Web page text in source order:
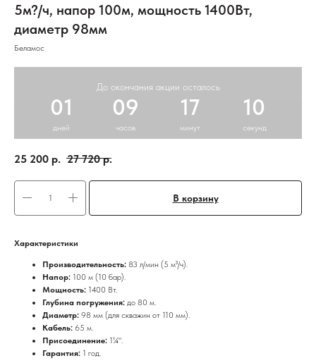
5м?/ч, напор 100м, мощность 1400Вт,
диаметр 98мм
Беламос
До окончания акции осталось
01
дней
09
часов
17
минут
09
секунд
25 200 р. 27 720 р.
В корзину
Характеристики
Производительность: 83 л/мин (5 м³/ч).
Напор: 100 м (10 бар).
Мощность: 1400 Вт.
Глубина погружения: до 80 м.
Диаметр: 98 мм (для скважин от 110 мм).
Кабель: 65 м.
Присоединение: 1¼".
Гарантия: 1 год.